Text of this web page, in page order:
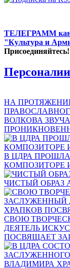
ТЕЛЕГРАММ
"Культура и
Присоединяйтесь!
Персоналии
НА
ВОЛКОВА
В ЦДРА
КОМПОЗИТОРЕ
ЧИСТЫЙ ОБРАЗ
СВОЮ
ДЕЯТЕЛЬ
ПОСВЯЩАЕТ